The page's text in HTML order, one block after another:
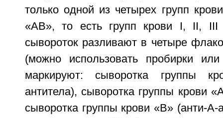
только одной из четырех групп
«AB», то есть групп крови I, II,
сывороток разливают в четыре
(можно использовать пробирки
маркируют: сыворотка группы
антитела), сыворотка группы крови
сыворотка группы крови «B» (анти-A-